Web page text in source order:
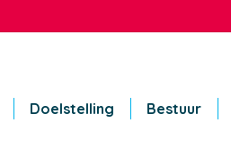
Doelstelling Bestuur